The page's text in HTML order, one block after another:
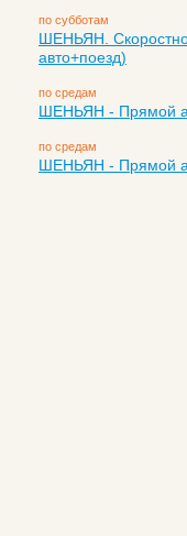
по субботам
ШЕНЬЯН.
авто+поезд)
по средам
ШЕНЬЯН - Прямой
по средам
ШЕНЬЯН - Прямой